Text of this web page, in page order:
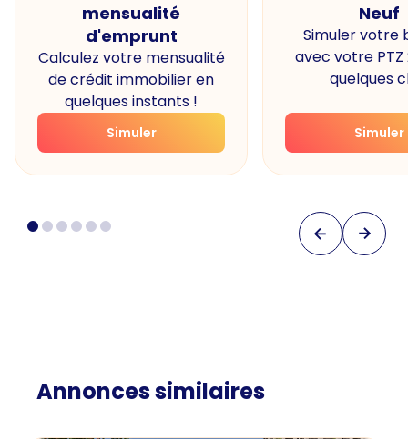
mensualité
d'emprunt
Calculez votre mensualité
de crédit immobilier en
quelques instants !
Simuler
Neuf
Simuler votre
avec votre PTZ
quelques
Simuler
Annonces similaires